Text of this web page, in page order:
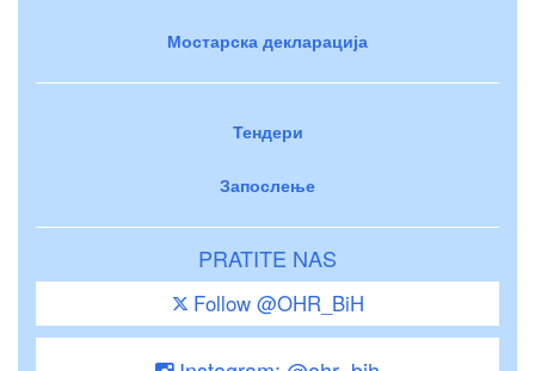
Мостарска декларација
Тендери
Запослење
PRATITE NAS
Follow @OHR_BiH